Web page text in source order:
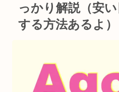
っかり解説（安
する方法あるよ）